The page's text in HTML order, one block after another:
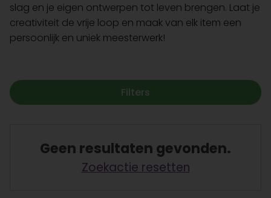
slag en je eigen ontwerpen tot leven brengen. Laat je
creativiteit de vrije loop en maak van elk item een
persoonlijk en uniek meesterwerk!
Filters
Geen resultaten gevonden.
Zoekactie resetten